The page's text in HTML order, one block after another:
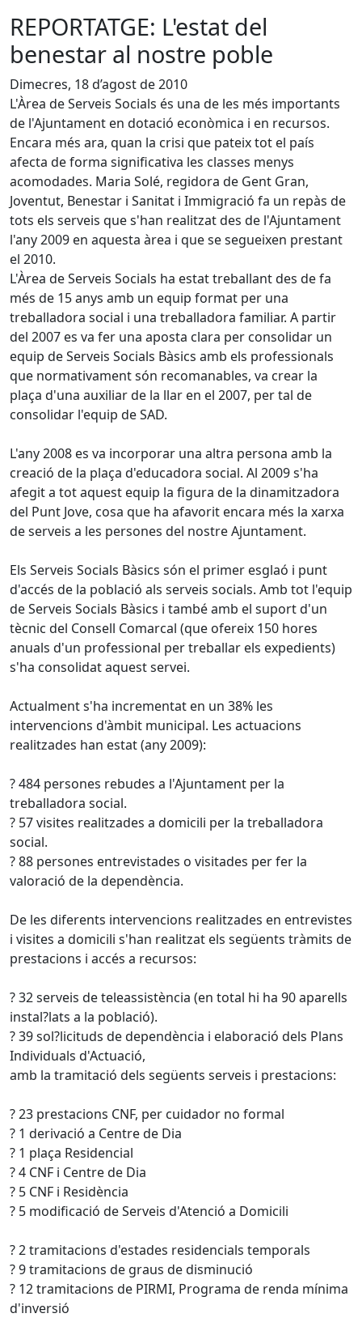
REPORTATGE: L'estat del
benestar al nostre poble
Dimecres, 18 d’agost de 2010
L'Àrea de Serveis Socials és una de les més importants
de l'Ajuntament en dotació econòmica i en recursos.
Encara més ara, quan la crisi que pateix tot el país
afecta de forma significativa les classes menys
acomodades. Maria Solé, regidora de Gent Gran,
Joventut, Benestar i Sanitat i Immigració fa un repàs de
tots els serveis que s'han realitzat des de l'Ajuntament
l'any 2009 en aquesta àrea i que se segueixen prestant
el 2010.
L'Àrea de Serveis Socials ha estat treballant des de fa
més de 15 anys amb un equip format per una
treballadora social i una treballadora familiar. A partir
del 2007 es va fer una aposta clara per consolidar un
equip de Serveis Socials Bàsics amb els professionals
que normativament són recomanables, va crear la
plaça d'una auxiliar de la llar en el 2007, per tal de
consolidar l'equip de SAD.
L'any 2008 es va incorporar una altra persona amb la
creació de la plaça d'educadora social. Al 2009 s'ha
afegit a tot aquest equip la figura de la dinamitzadora
del Punt Jove, cosa que ha afavorit encara més la xarxa
de serveis a les persones del nostre Ajuntament.
Els Serveis Socials Bàsics són el primer esglaó i punt
d'accés de la població als serveis socials. Amb tot l'equip
de Serveis Socials Bàsics i també amb el suport d'un
tècnic del Consell Comarcal (que ofereix 150 hores
anuals d'un professional per treballar els expedients)
s'ha consolidat aquest servei.
Actualment s'ha incrementat en un 38% les
intervencions d'àmbit municipal. Les actuacions
realitzades han estat (any 2009):
? 484 persones rebudes a l'Ajuntament per la
treballadora social.
? 57 visites realitzades a domicili per la treballadora
social.
? 88 persones entrevistades o visitades per fer la
valoració de la dependència.
De les diferents intervencions realitzades en entrevistes
i visites a domicili s'han realitzat els següents tràmits de
prestacions i accés a recursos:
? 32 serveis de teleassistència (en total hi ha 90 aparells
instal?lats a la població).
? 39 sol?licituds de dependència i elaboració dels Plans
Individuals d'Actuació,
amb la tramitació dels següents serveis i prestacions:
? 23 prestacions CNF, per cuidador no formal
? 1 derivació a Centre de Dia
? 1 plaça Residencial
? 4 CNF i Centre de Dia
? 5 CNF i Residència
? 5 modificació de Serveis d'Atenció a Domicili
? 2 tramitacions d'estades residencials temporals
? 9 tramitacions de graus de disminució
? 12 tramitacions de PIRMI, Programa de renda mínima
d'inversió